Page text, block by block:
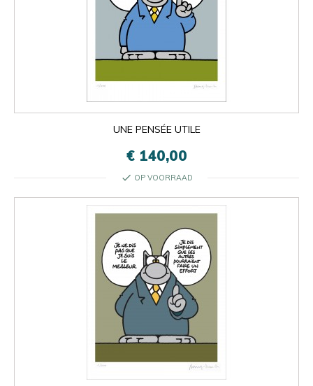
UNE PENSÉE UTILE
€ 140,00
check OP VOORRAAD